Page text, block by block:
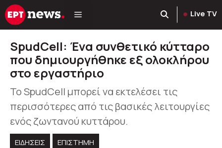
Μετάβαση
σε
Live TV
SpudCell: Ένα συνθετικό κύτταρο
που δημιουργήθηκε εξ ολοκλήρου
στο εργαστήριο
Το SpudCell μπορεί να εκτελέσει τις
περισσότερες από τις βασικές λειτουργίες
ενός ζωντανού κυττάρου.
ΕΙΔΗΣΕΙΣ
ΕΠΙΣΤΗΜΗ